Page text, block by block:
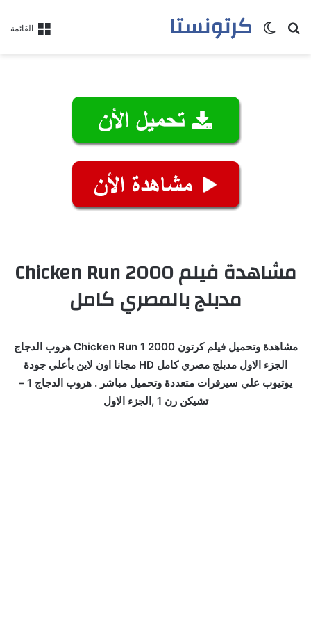
القائمة كرتونستابحث عنالوضع المظلم
مشاهدة فيلم Chicken Run 2000
مدبلج بالمصري كامل
مشاهدة وتحميل فيلم كرتون Chicken Run 1 2000 هروب الدجاج
الجزء الاول مدبلج مصري كامل HD مجانا اون لاين بأعلي جودة
يوتيوب علي سيرفرات متعددة وتحميل مباشر . هروب الدجاج 1 –
تشيكن رن 1 ,الجزء الاول